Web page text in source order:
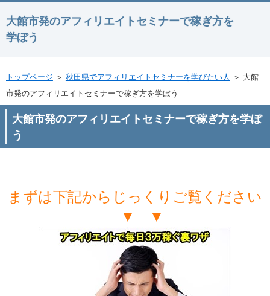
大館市発のアフィリエイトセミナーで稼ぎ方を
学ぼう
トップページ ＞ 秋田県でアフィリエイトセミナーを学びたい人 ＞ 大館
市発のアフィリエイトセミナーで稼ぎ方を学ぼう
大館市発のアフィリエイトセミナーで稼ぎ方を学ぼ
う
まずは下記からじっくりご覧ください
▼ ▼